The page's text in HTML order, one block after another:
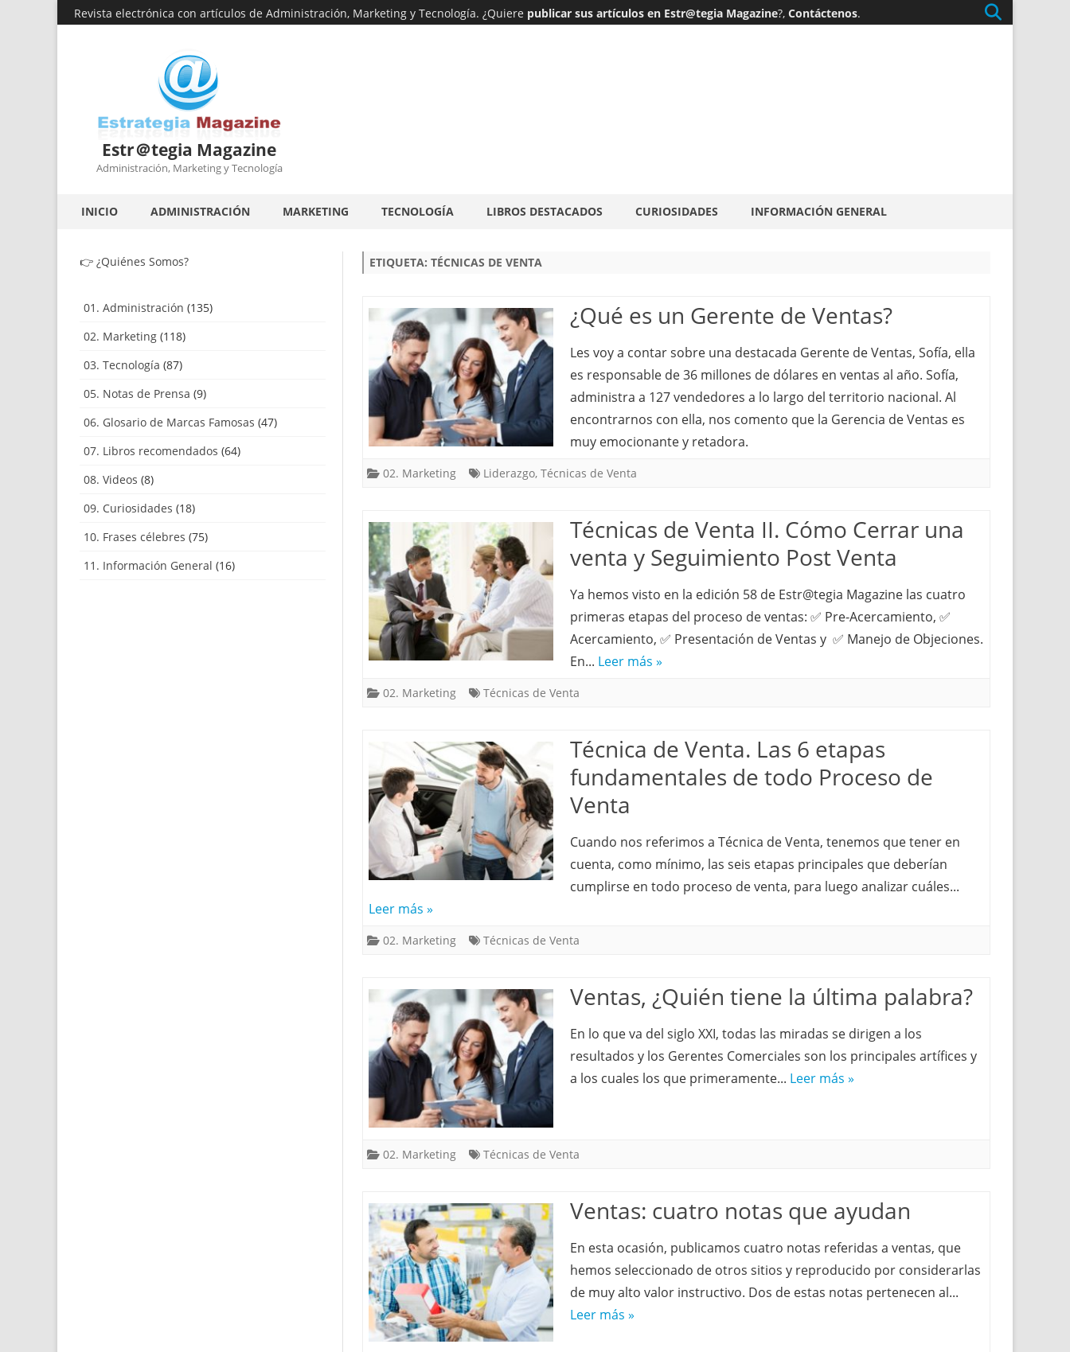
Revista electrónica con artículos de Administración, Marketing y Tecnología. ¿Quiere publicar sus artículos en Estr@tegia Magazine?, Contáctenos.
Estr＠tegia Magazine
Administración, Marketing y Tecnología
al
INICIO ADMINISTRACIÓN MARKETING TECNOLOGÍA LIBROS DESTACADOS CURIOSIDADES INFORMACIÓN GENERAL
ETIQUETA: TÉCNICAS DE VENTA
¿Qué es un Gerente de Ventas?
Les voy a contar sobre una destacada Gerente de Ventas, Sofía, ella
es responsable de 36 millones de dólares en ventas al año. Sofía,
administra a 127 vendedores a lo largo del territorio nacional. Al
encontrarnos con ella, nos comento que la Gerencia de Ventas es
muy emocionante y retadora.
02. Marketing Liderazgo, Técnicas de Venta
Técnicas de Venta II. Cómo Cerrar una
venta y Seguimiento Post Venta
Ya hemos visto en la edición 58 de Estr@tegia Magazine las cuatro
primeras etapas del proceso de ventas: ✅ Pre-Acercamiento, ✅
Acercamiento, ✅ Presentación de Ventas y ✅ Manejo de Objeciones.
En... Leer más »
02. Marketing Técnicas de Venta
Técnica de Venta. Las 6 etapas
fundamentales de todo Proceso de
Venta
Cuando nos referimos a Técnica de Venta, tenemos que tener en
cuenta, como mínimo, las seis etapas principales que deberían
cumplirse en todo proceso de venta, para luego analizar cuáles...
Leer más »
02. Marketing Técnicas de Venta
Ventas, ¿Quién tiene la última palabra?
En lo que va del siglo XXI, todas las miradas se dirigen a los
resultados y los Gerentes Comerciales son los principales artífices y
a los cuales los que primeramente... Leer más »
02. Marketing Técnicas de Venta
Ventas: cuatro notas que ayudan
En esta ocasión, publicamos cuatro notas referidas a ventas, que
hemos seleccionado de otros sitios y reproducido por considerarlas
de muy alto valor instructivo. Dos de estas notas pertenecen al...
Leer más »
👉 ¿Quiénes Somos?
01. Administración (135)
02. Marketing (118)
03. Tecnología (87)
05. Notas de Prensa (9)
06. Glosario de Marcas Famosas (47)
07. Libros recomendados (64)
08. Videos (8)
09. Curiosidades (18)
10. Frases célebres (75)
11. Información General (16)